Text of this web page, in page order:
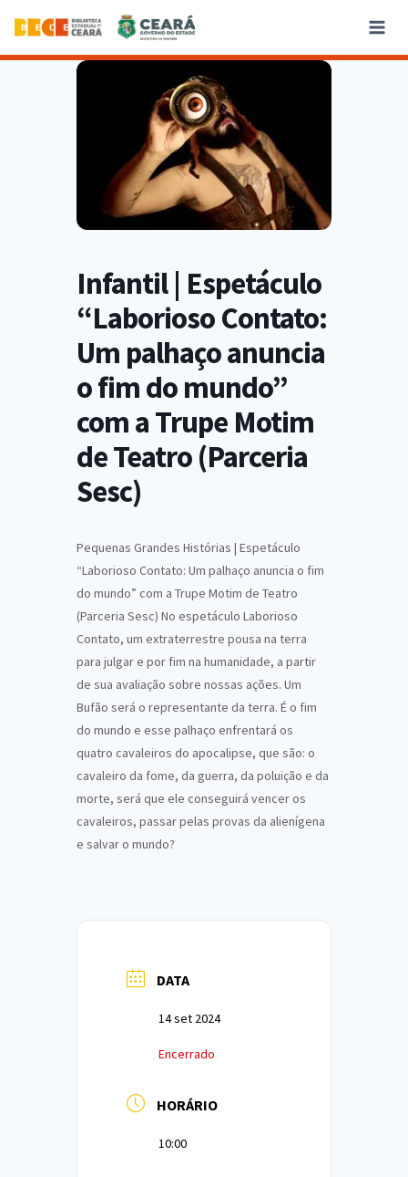
Infantil | Espetáculo
“Laborioso Contato:
Um palhaço anuncia
o fim do mundo”
com a Trupe Motim
de Teatro (Parceria
Sesc)
Pequenas Grandes Histórias | Espetáculo
“Laborioso Contato: Um palhaço anuncia o fim
do mundo” com a Trupe Motim de Teatro
(Parceria Sesc) No espetáculo Laborioso
Contato, um extraterrestre pousa na terra
para julgar e por fim na humanidade, a partir
de sua avaliação sobre nossas ações. Um
Bufão será o representante da terra. É o fim
do mundo e esse palhaço enfrentará os
quatro cavaleiros do apocalipse, que são: o
cavaleiro da fome, da guerra, da poluição e da
morte, será que ele conseguirá vencer os
cavaleiros, passar pelas provas da alienígena
e salvar o mundo?
DATA
14 set 2024
Encerrado
HORÁRIO
10:00